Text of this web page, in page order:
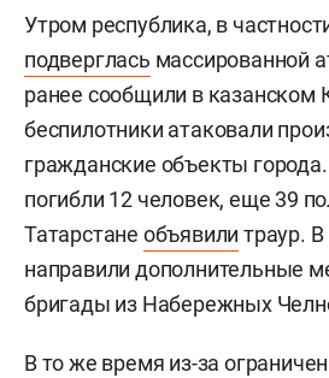
Утром республика, в
подверглась массированной
ранее сообщили в казанском
беспилотники атаковали
гражданские объекты города.
погибли 12 человек, еще 39
Татарстане объявили траур.
направили дополнительные
бригады из Набережных
В то же время из-за